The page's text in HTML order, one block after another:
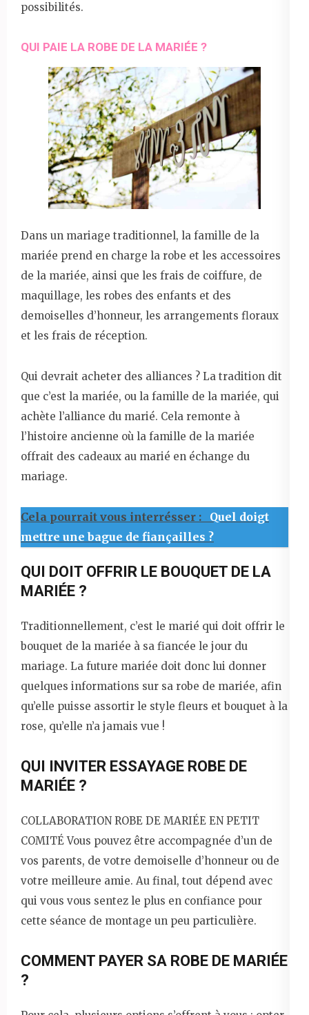
possibilités.
QUI PAIE LA ROBE DE LA MARIÉE ?
Dans un mariage traditionnel, la famille de la
mariée prend en charge la robe et les accessoires
de la mariée, ainsi que les frais de coiffure, de
maquillage, les robes des enfants et des
demoiselles d’honneur, les arrangements floraux
et les frais de réception.
Qui devrait acheter des alliances ? La tradition dit
que c’est la mariée, ou la famille de la mariée, qui
achète l’alliance du marié. Cela remonte à
l’histoire ancienne où la famille de la mariée
offrait des cadeaux au marié en échange du
mariage.
Cela pourrait vous interrésser :
Quel doigt
mettre une bague de fiançailles ?
QUI DOIT OFFRIR LE BOUQUET DE LA
MARIÉE ?
Traditionnellement, c’est le marié qui doit offrir le
bouquet de la mariée à sa fiancée le jour du
mariage. La future mariée doit donc lui donner
quelques informations sur sa robe de mariée, afin
qu’elle puisse assortir le style fleurs et bouquet à la
rose, qu’elle n’a jamais vue !
QUI INVITER ESSAYAGE ROBE DE
MARIÉE ?
COLLABORATION ROBE DE MARIÉE EN PETIT
COMITÉ Vous pouvez être accompagnée d’un de
vos parents, de votre demoiselle d’honneur ou de
votre meilleure amie. Au final, tout dépend avec
qui vous vous sentez le plus en confiance pour
cette séance de montage un peu particulière.
COMMENT PAYER SA ROBE DE MARIÉE
?